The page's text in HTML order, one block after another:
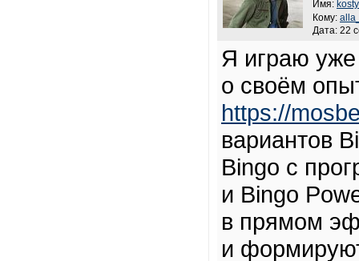
Имя:
Кому:
Дата: 22
Я играю уже
о своём
https://
вариантов
Bingo с
и Bingo
в прямом
и